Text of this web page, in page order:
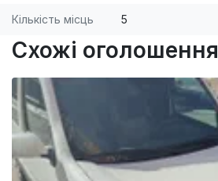
Кількість місць 5
Схожі оголошення